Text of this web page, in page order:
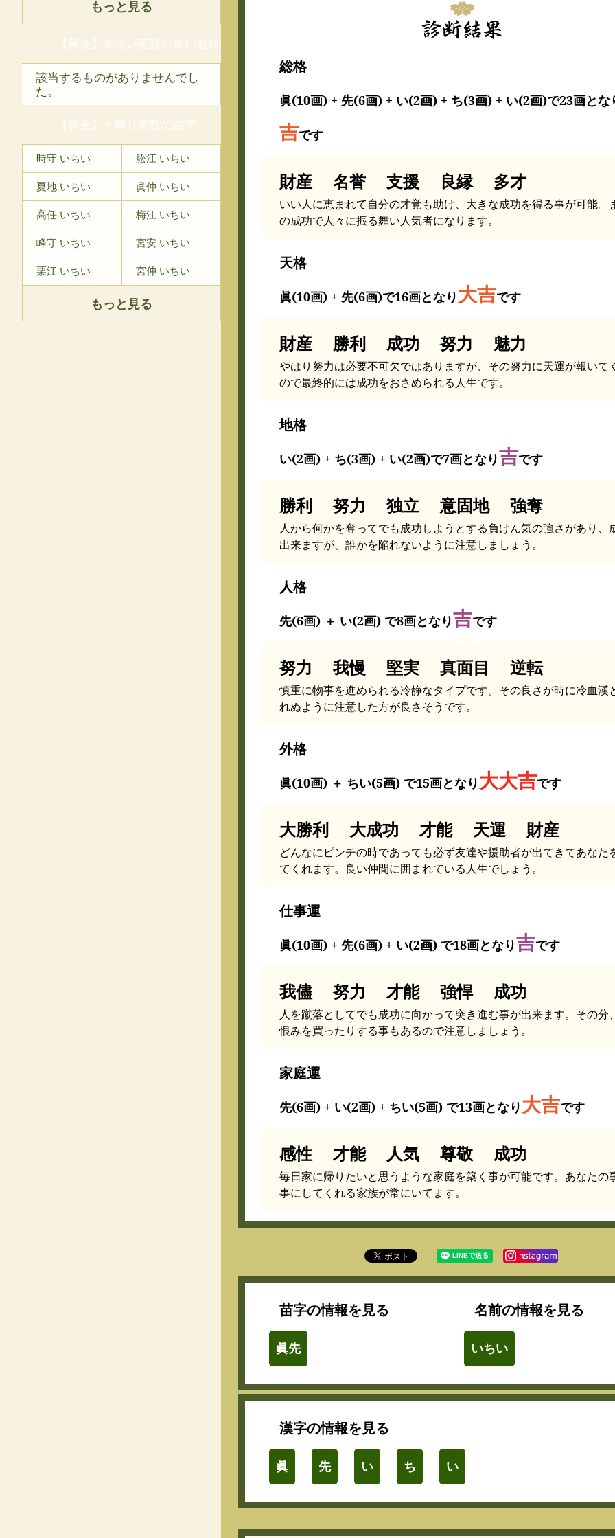
もっと見る
【眞先】を使い画数の良い名前
該当するものがありませんでし
た。
【眞先】と同じ画数の苗字
時守 いちい 舩江 いちい
夏地 いちい 眞仲 いちい
高任 いちい 梅江 いちい
峰守 いちい 宮安 いちい
栗江 いちい 宮仲 いちい
もっと見る
総格
眞(10画) + 先(6画) + い(2画) + ち(3画) + い(2画)で23画とな
吉です
財産 名誉 支援 良縁 多才
いい人に恵まれて自分の才覚も助け、大きな成功を得る事が可能。
の成功で人々に振る舞い人気者になります。
天格
眞(10画) + 先(6画)で16画となり 大吉です
財産 勝利 成功 努力 魅力
やはり努力は必要不可欠ではありますが、その努力に天運が報いて
ので最終的には成功をおさめられる人生です。
地格
い(2画) + ち(3画) + い(2画)で7画となり吉です
勝利 努力 独立 意固地 強奪
人から何かを奪ってでも成功しようとする負けん気の強さがあり、
出来ますが、誰かを陥れないように注意しましょう。
人格
先(6画) ＋ い(2画) で8画となり吉です
努力 我慢 堅実 真面目 逆転
慎重に物事を進められる冷静なタイプです。その良さが時に冷血漢
れぬように注意した方が良さそうです。
外格
眞(10画) ＋ ちい(5画) で15画となり 大大吉です
大勝利 大成功 才能 天運 財産
どんなにピンチの時であっても必ず友達や援助者が出てきてあなた
てくれます。良い仲間に囲まれている人生でしょう。
仕事運
眞(10画) + 先(6画) + い(2画) で18画となり吉です
我儘 努力 才能 強悍 成功
人を蹴落としてでも成功に向かって突き進む事が出来ます。その分
恨みを買ったりする事もあるので注意しましょう。
家庭運
先(6画) + い(2画) + ちい(5画) で13画となり 大吉です
感性 才能 人気 尊敬 成功
毎日家に帰りたいと思うような家庭を築く事が可能です。あなたの
事にしてくれる家族が常にいてます。
苗字の情報を見る
眞先
名前の情報を見る
いちい
漢字の情報を見る
眞 先 い ち い